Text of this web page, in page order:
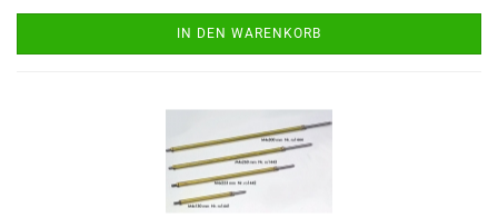
IN DEN WARENKORB